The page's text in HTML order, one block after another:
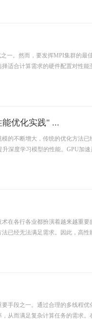
一。然而，要发挥MPI集群的最
适合计算需求的硬件配置对性能
优化实践" ...
的不断增大，传统的优化方法已
深度学习模型的性能。GPU加速
在各行各业都扮演着越来越重要
已经无法满足需求。因此，高性
手段之一。通过合理的多线程优
从而满足复杂计算任务的需求。